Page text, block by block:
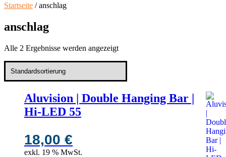
Startseite / anschlag
anschlag
Alle 2 Ergebnisse werden angezeigt
Aluvision | Double Hanging Bar |
Hi-LED 55
18,00 €
exkl. 19 % MwSt.